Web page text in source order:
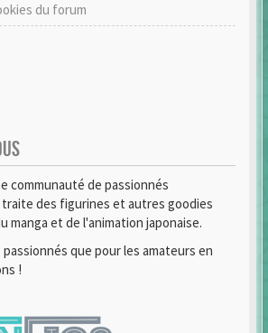
du forum
communauté de passionnés
des figurines et autres goodies
manga et de l'animation japonaise.
que pour les amateurs en
!